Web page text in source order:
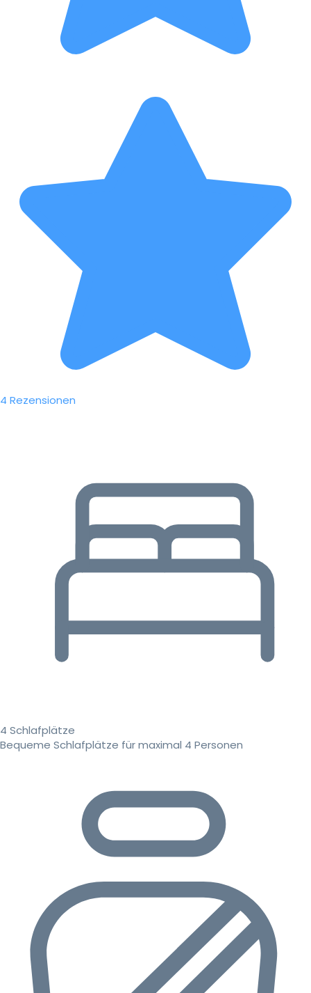
4 Rezensionen
4 Schlafplätze
Bequeme Schlafplätze für maximal 4 Personen